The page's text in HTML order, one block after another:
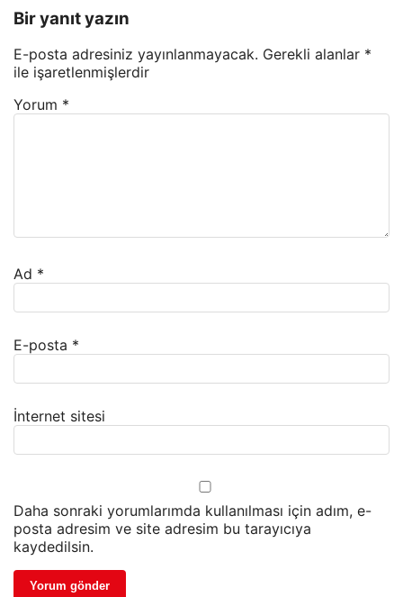
Bir yanıt yazın
E-posta adresiniz yayınlanmayacak. Gerekli alanlar *
ile işaretlenmişlerdir
Yorum *
Ad *
E-posta *
İnternet sitesi
Daha sonraki yorumlarımda kullanılması için adım, e-
posta adresim ve site adresim bu tarayıcıya
kaydedilsin.